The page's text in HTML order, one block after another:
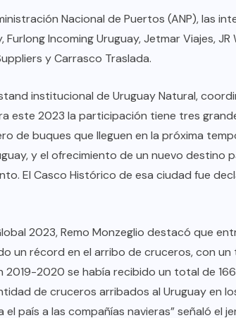
Nacional de Puertos (ANP), las
Incoming Uruguay, Jetmar Viajes, JR
y Carrasco Traslada.
institucional de Uruguay Natural,
este 2023 la participación tiene tres
de buques que lleguen en la próxima
y el ofrecimiento de un nuevo destino
El Casco Histórico de esa ciudad fue
2023, Remo Monzeglio destacó que
un récord en el arribo de cruceros, con
2020 se había recibido un total de 166
de cruceros arribados al Uruguay en
país a las compañías navieras” señaló el
INTERNACIONAL NOTICIAS
El mandolinista brasileño
de Holanda presenta el
oficial de “Mono no Aware”,